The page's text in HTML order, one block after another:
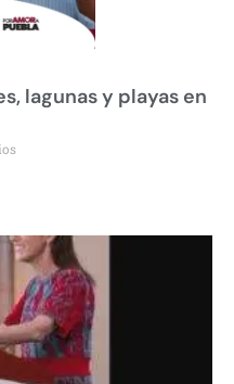
lagunas y playas en